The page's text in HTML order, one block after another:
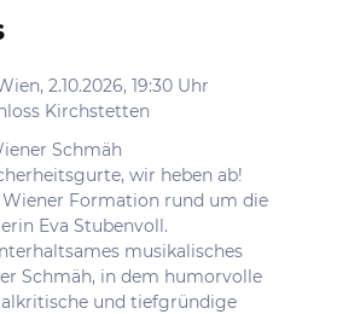
2.10.2026, 19:30 Uhr
Kirchstetten
Schmäh
wir heben ab!
Formation rund um die
Eva Stubenvoll.
musikalisches
Schmäh, in dem humorvolle
und tiefgründige